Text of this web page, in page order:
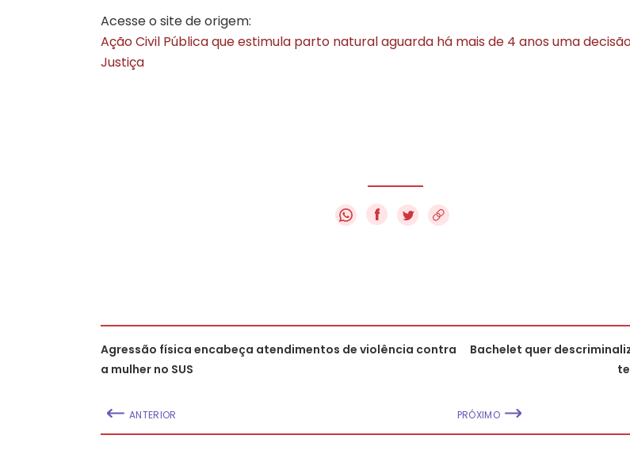
Acesse o site de origem:
Ação Civil Pública que estimula parto natural aguarda há mais de 4 anos uma
Justiça
f
Agressão física encabeça atendimentos de violência contra
a mulher no SUS
ANTERIOR
Bachelet quer
PRÓXIMO